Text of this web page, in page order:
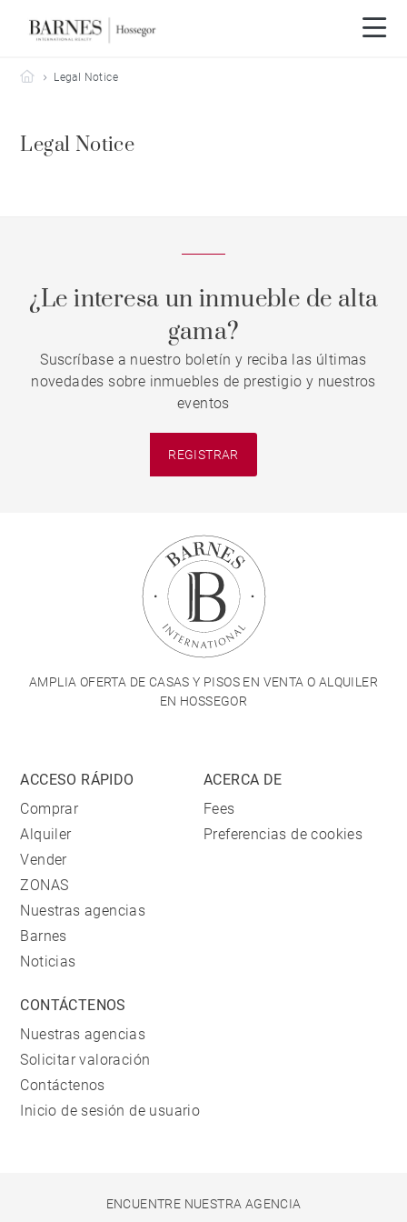
Barnes Hossegor
Legal Notice
Legal Notice
¿Le interesa un inmueble de alta
gama?
Suscríbase a nuestro boletín y reciba las últimas
novedades sobre inmuebles de prestigio y nuestros
eventos
REGISTRAR
AMPLIA OFERTA DE CASAS Y PISOS EN VENTA O ALQUILER
EN HOSSEGOR
ACCESO RÁPIDO
Comprar
Alquiler
Vender
ZONAS
Nuestras agencias
Barnes
Noticias
ACERCA DE
Fees
Preferencias de cookies
CONTÁCTENOS
Nuestras agencias
Solicitar valoración
Contáctenos
Inicio de sesión de usuario
ENCUENTRE NUESTRA AGENCIA